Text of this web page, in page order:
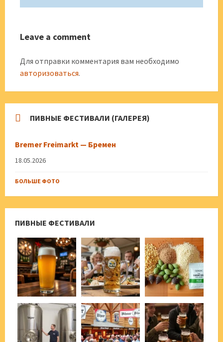
Leave a comment
Для отправки комментария вам необходимо
авторизоваться.
ПИВНЫЕ ФЕСТИВАЛИ (ГАЛЕРЕЯ)
Bremer Freimarkt — Бремен
18.05.2026
БОЛЬШЕ ФОТО
ПИВНЫЕ ФЕСТИВАЛИ